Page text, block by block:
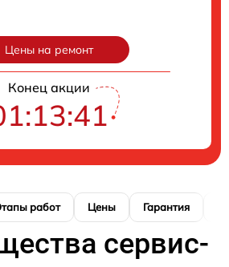
Цены на ремонт
Конец акции
работ Цены Гарантия
сервис-